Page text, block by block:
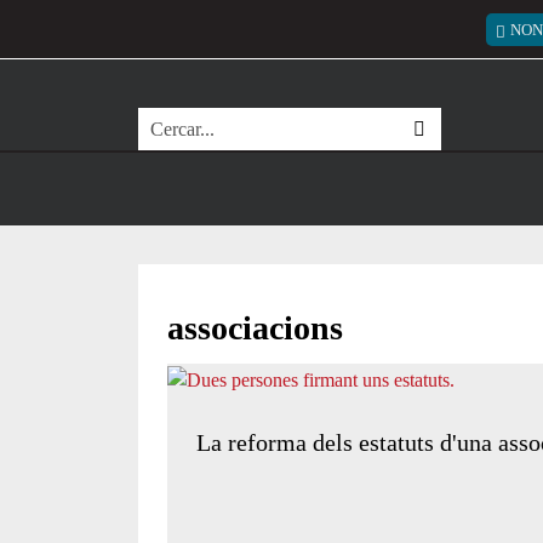
Cerca
associacions
La reforma dels estatuts d'una